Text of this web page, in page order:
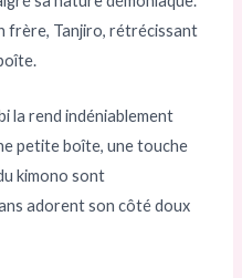
frère, Tanjiro, rétrécissant
la rend indéniablement
petite boîte, une touche
kimono sont
adorent son côté doux